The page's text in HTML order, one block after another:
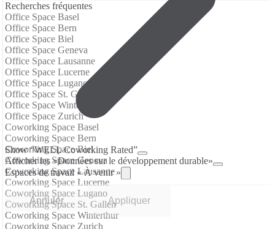
Show “WELL Coworking Rated”
Afficher les «Données sur le développement durable»
Espaces de travail « À venir »
Annuler Appliquer
Recherches fréquentes
Office Space Basel
Office Space Bern
Office Space Biel
Office Space Geneva
Office Space Lausanne
Office Space Lucerne
Office Space Lugano
Office Space St. Gallen
Office Space Winterthur
Office Space Zurich
Coworking Space Basel
Coworking Space Bern
Coworking Space Biel
Coworking Space Geneva
Coworking Space Lausanne
Coworking Space Lucerne
Coworking Space Lugano
Coworking Space St. Gallen
Coworking Space Winterthur
Coworking Space Zurich